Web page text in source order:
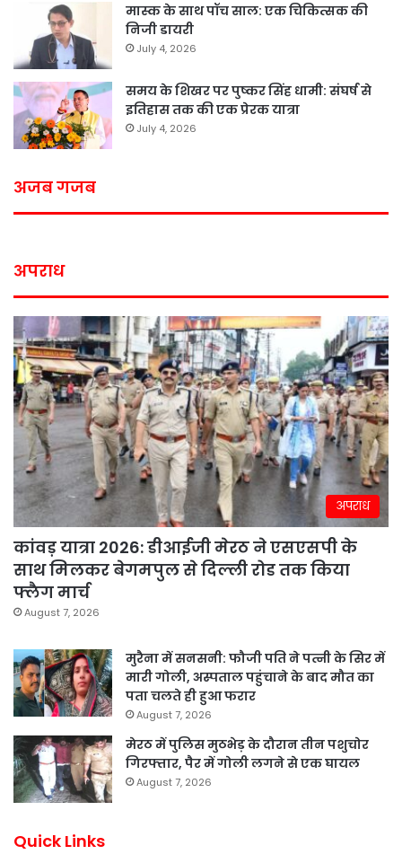
मास्क के साथ पॉच साल: एक चिकित्सक की
निजी डायरी
July 4, 2026
समय के शिखर पर पुष्कर सिंह धामी: संघर्ष से
इतिहास तक की एक प्रेरक यात्रा
July 4, 2026
अजब गजब
अपराध
अपराध
कांवड़ यात्रा 2026: डीआईजी मेरठ ने एसएसपी के
साथ मिलकर बेगमपुल से दिल्ली रोड तक किया
फ्लैग मार्च
August 7, 2026
मुरैना में सनसनी: फौजी पति ने पत्नी के सिर में
मारी गोली, अस्पताल पहुंचाने के बाद मौत का
पता चलते ही हुआ फरार
August 7, 2026
मेरठ में पुलिस मुठभेड़ के दौरान तीन पशुचोर
गिरफ्तार, पैर में गोली लगने से एक घायल
August 7, 2026
Quick Links